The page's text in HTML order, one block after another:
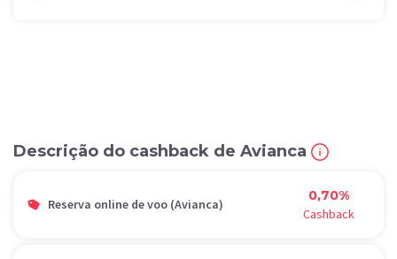
Descrição do cashback de Avianca
Reserva online de voo (Avianca)
0,70%
Cashback